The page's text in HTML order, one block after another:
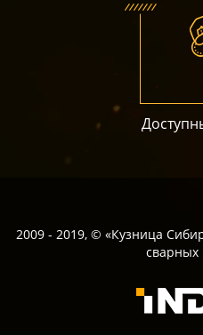
2009 - 2019, © «Кузница
сварных